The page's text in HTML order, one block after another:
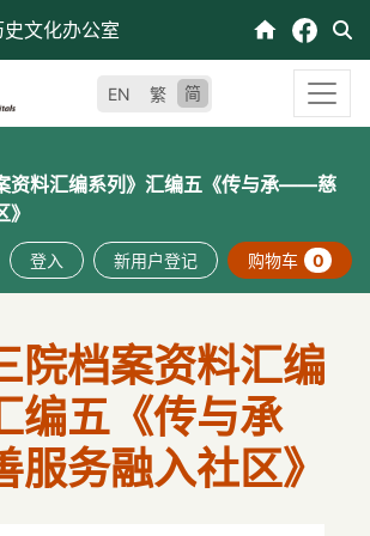
文化办公室
EN 繁 简
资料汇编系列》汇编五《传与承——慈
登入 新用户登记 购物车 0
院档案资料汇编
编五《传与承
务融入社区》